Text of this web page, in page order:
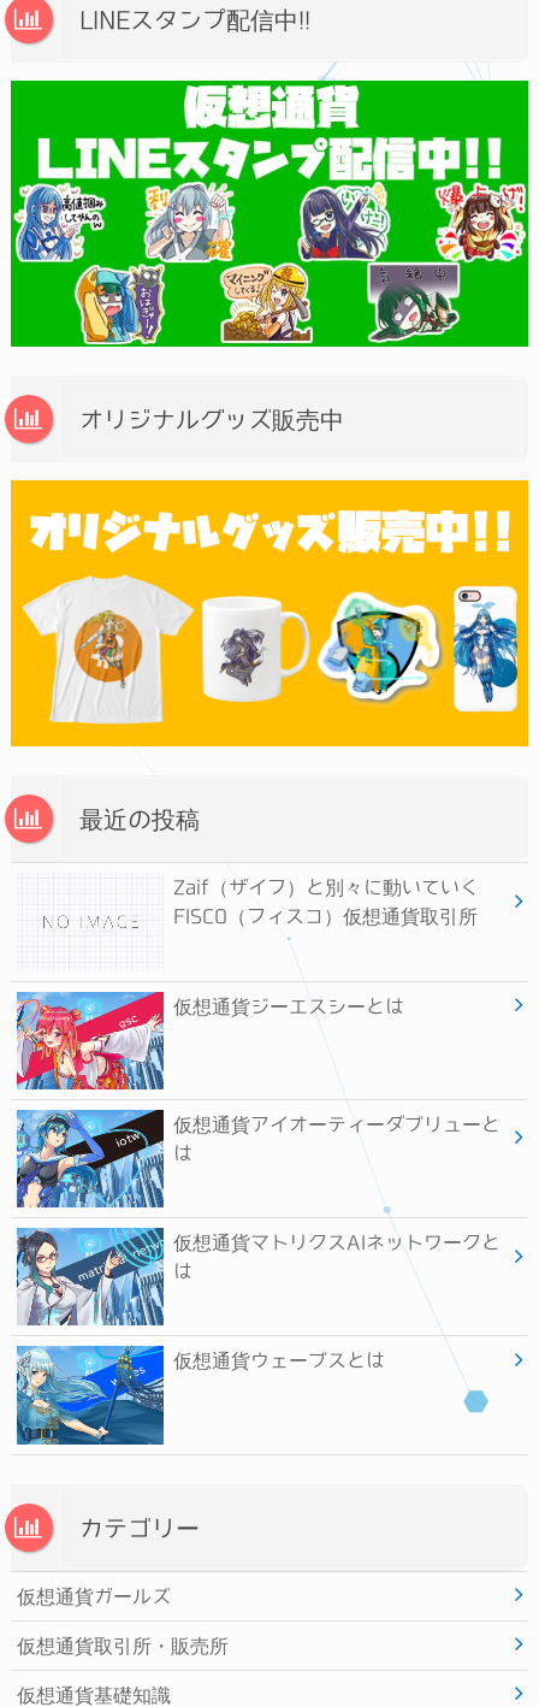
LINEスタンプ配信中!!
オリジナルグッズ販売中
最近の投稿
Zaif（ザイフ）と別々に動いていく
FISCO（フィスコ）仮想通貨取引所
仮想通貨ジーエスシーとは
仮想通貨アイオーティーダブリューと
は
仮想通貨マトリクスAIネットワークと
は
仮想通貨ウェーブスとは
カテゴリー
仮想通貨ガールズ
仮想通貨取引所・販売所
仮想通貨基礎知識